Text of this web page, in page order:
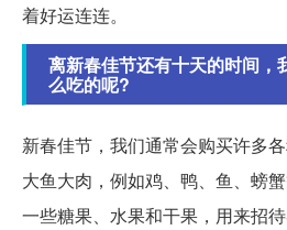
着好运连连。
离新春佳节还有十天的时间，
么吃的呢?
新春佳节，我们通常会购买许多
大鱼大肉，例如鸡、鸭、鱼、螃
一些糖果、水果和干果，用来招待